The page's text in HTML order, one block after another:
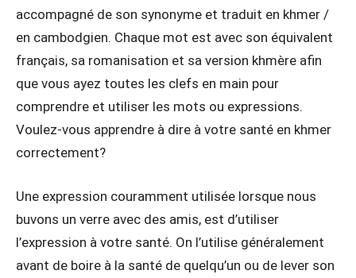
accompagné de son synonyme et traduit en khmer /
en cambodgien. Chaque mot est avec son équivalent
français, sa romanisation et sa version khmère afin
que vous ayez toutes les clefs en main pour
comprendre et utiliser les mots ou expressions.
Voulez-vous apprendre à dire à votre santé en khmer
correctement?
Une expression couramment utilisée lorsque nous
buvons un verre avec des amis, est d’utiliser
l’expression à votre santé. On l’utilise généralement
avant de boire à la santé de quelqu’un ou de lever son